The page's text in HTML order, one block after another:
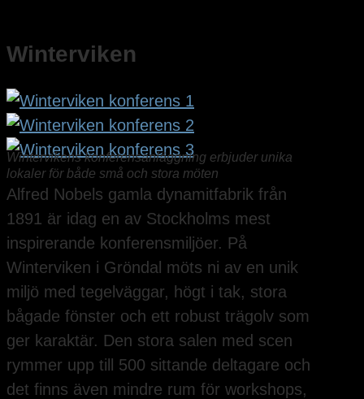
Winterviken
Wintervikens konferensanläggning erbjuder unika
lokaler för både små och stora möten
Alfred Nobels gamla dynamitfabrik från
1891 är idag en av Stockholms mest
inspirerande konferensmiljöer. På
Winterviken i Gröndal möts ni av en unik
miljö med tegelväggar, högt i tak, stora
bågade fönster och ett robust trägolv som
ger karaktär. Den stora salen med scen
rymmer upp till 500 sittande deltagare och
det finns även mindre rum för workshops,